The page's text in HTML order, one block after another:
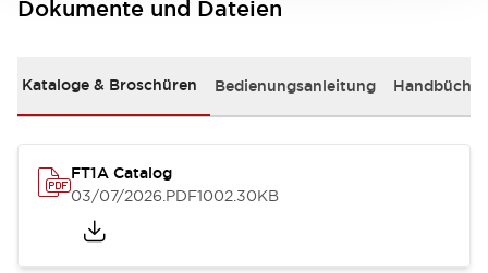
Dokumente und Dateien
Kataloge & Broschüren Bedienungsanleitung Handbücher
FT1A Catalog
03/07/2026.PDF1002.30KB